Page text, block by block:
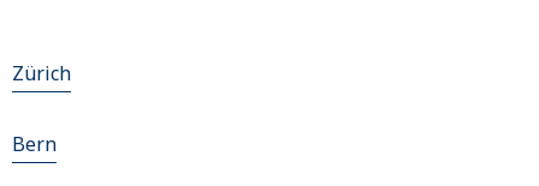
Zürich
Bern